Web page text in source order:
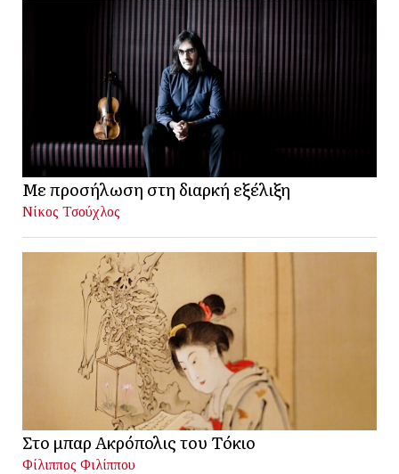
Με προσήλωση στη διαρκή εξέλιξη
Νίκος Τσούχλος
Στο μπαρ Ακρόπολις του Τόκιο
Φίλιππος Φιλίππου